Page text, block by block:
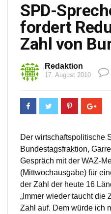
SPD-
fordert
Zahl von
Redaktion
17. August 2010
Der wirtschaftspolitische
Bundestagsfraktion,
Gespräch mit der WAZ-
(Mittwochausgabe) für
der Zahl der heute 16
„Immer wieder taucht die
Zahl auf. Dem würde ich